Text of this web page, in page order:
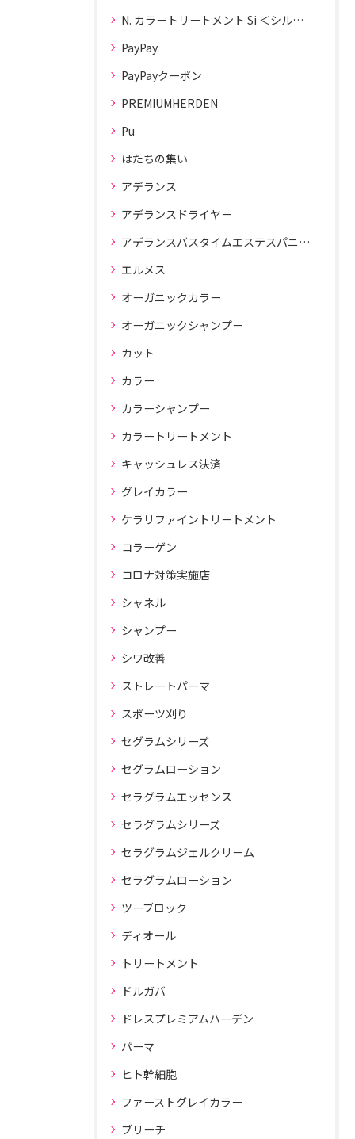
N. カラートリートメント Si ＜シルバー＞
PayPay
PayPayクーポン
PREMIUMHERDEN
Pu
はたちの集い
アデランス
アデランスドライヤー
アデランスバスタイムエステスパニスト
エルメス
オーガニックカラー
オーガニックシャンプー
カット
カラー
カラーシャンプー
カラートリートメント
キャッシュレス決済
グレイカラー
ケラリファイントリートメント
コラーゲン
コロナ対策実施店
シャネル
シャンプー
シワ改善
ストレートパーマ
スポーツ刈り
セグラムシリーズ
セグラムローション
セラグラムエッセンス
セラグラムシリーズ
セラグラムジェルクリーム
セラグラムローション
ツーブロック
ディオール
トリートメント
ドルガバ
ドレスプレミアムハーデン
パーマ
ヒト幹細胞
ファーストグレイカラー
ブリーチ